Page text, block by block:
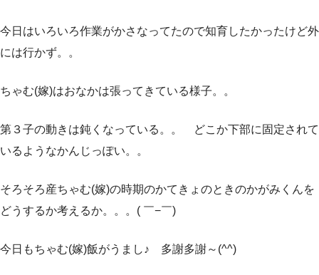
今日はいろいろ作業がかさなってたので知育したかったけど外
には行かず。。
ちゃむ(嫁)はおなかは張ってきている様子。。
第３子の動きは鈍くなっている。。 どこか下部に固定されて
いるようなかんじっぽい。。
そろそろ産ちゃむ(嫁)の時期のかてきょのときのかがみくんを
どうするか考えるか。。。( ￣−￣)
今日もちゃむ(嫁)飯がうまし♪ 多謝多謝～(^^)